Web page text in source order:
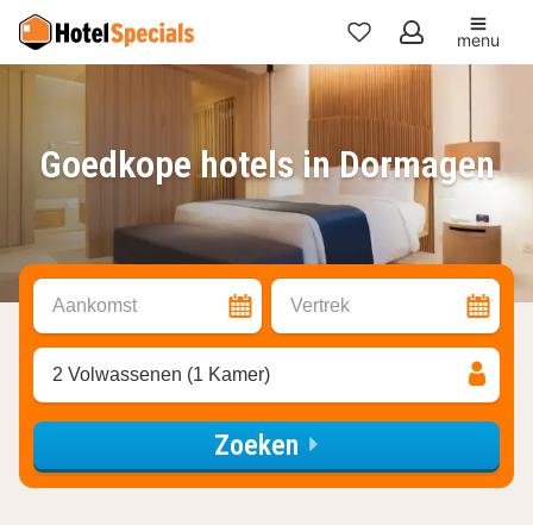
Mijn
favorieten
menu
Goedkope hotels in Dormagen
Aankomst Vertrek
2 Volwassenen (1 Kamer)
Zoeken